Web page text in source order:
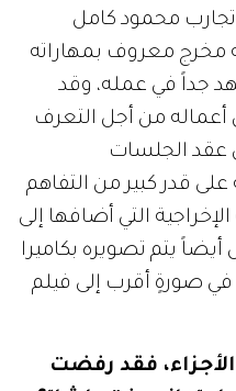
محمود كامل
مخرج معروف بمهاراته
جداً في عمله، وقد
من أجل التعرف
عقد الجلسات
قدر كبير من التفاهم
التي أضافها إلى
يتم تصويره بكاميرا
في صورةٍ أقرب إلى فيلم
فقد رفضت